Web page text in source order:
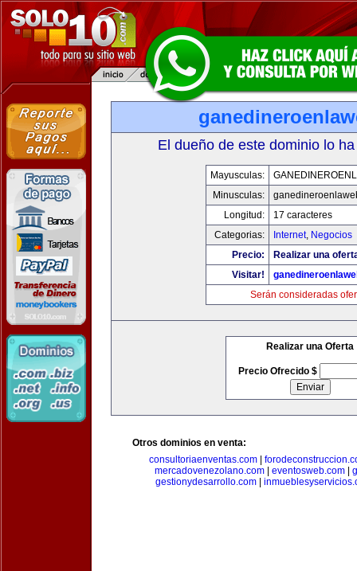
El dueño de este dominio lo
Mayusculas:
Minusculas:
Longitud:
17 caracteres
Categorias:
Internet, Negocios
Precio:
Realizar una
Visitar!
Serán consideradas
Realizar una Oferta
Precio Ofrecido $
Otros dominios en venta:
consultoriaenventas.com
mercadovenezolano.com
eventosweb.com
gestionydesarrollo.com